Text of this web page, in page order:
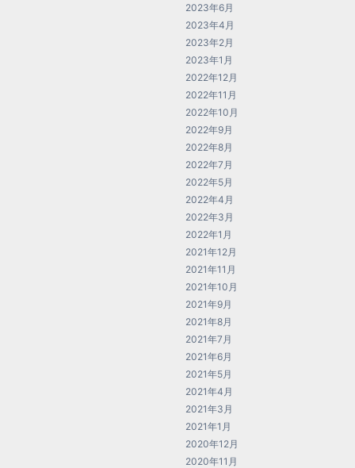
2023年6月
2023年4月
2023年2月
2023年1月
2022年12月
2022年11月
2022年10月
2022年9月
2022年8月
2022年7月
2022年5月
2022年4月
2022年3月
2022年1月
2021年12月
2021年11月
2021年10月
2021年9月
2021年8月
2021年7月
2021年6月
2021年5月
2021年4月
2021年3月
2021年1月
2020年12月
2020年11月